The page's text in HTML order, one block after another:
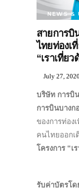
NEWS &
สายการบิ
ไทยท่องเ
“เราเที่ย
July 27, 2020
บริษัท การบิ
การบินบางก
ของการท่อง
คนไทยออกเ
โครงการ “เ
รับค่าบัตรโด